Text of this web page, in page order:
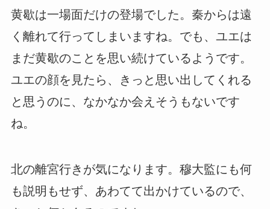
黄歇は一場面だけの登場でした。秦からは遠
く離れて行ってしまいますね。でも、ユエは
まだ黄歇のことを思い続けているようです。
ユエの顔を見たら、きっと思い出してくれる
と思うのに、なかなか会えそうもないです
ね。
北の離宮行きが気になります。穆大監にも何
も説明もせず、あわてて出かけているので、